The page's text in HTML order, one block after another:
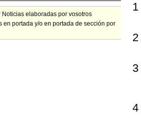
1
2
3
4
Noticias elaboradas por vosotros
en portada y/o en portada de sección por